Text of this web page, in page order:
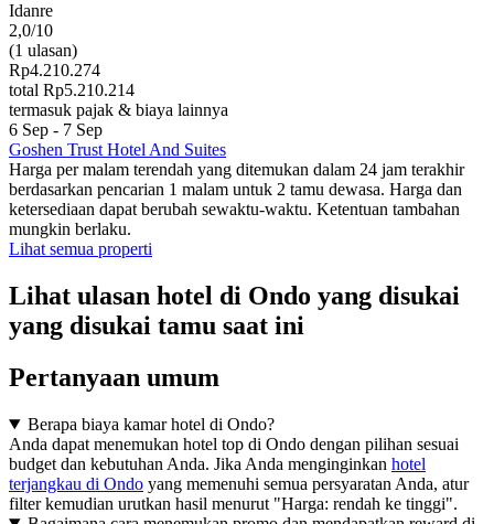
Idanre
2,0/10
(1 ulasan)
Rp4.210.274
total Rp5.210.214
termasuk pajak & biaya lainnya
6 Sep - 7 Sep
Goshen Trust Hotel And Suites
Harga per malam terendah yang ditemukan dalam 24 jam terakhir
berdasarkan pencarian 1 malam untuk 2 tamu dewasa. Harga dan
ketersediaan dapat berubah sewaktu-waktu. Ketentuan tambahan
mungkin berlaku.
Lihat semua properti
Lihat ulasan hotel di Ondo yang disukai
yang disukai tamu saat ini
Pertanyaan umum
Berapa biaya kamar hotel di Ondo?
Anda dapat menemukan hotel top di Ondo dengan pilihan sesuai
budget dan kebutuhan Anda. Jika Anda menginginkan hotel
terjangkau di Ondo yang memenuhi semua persyaratan Anda, atur
filter kemudian urutkan hasil menurut "Harga: rendah ke tinggi".